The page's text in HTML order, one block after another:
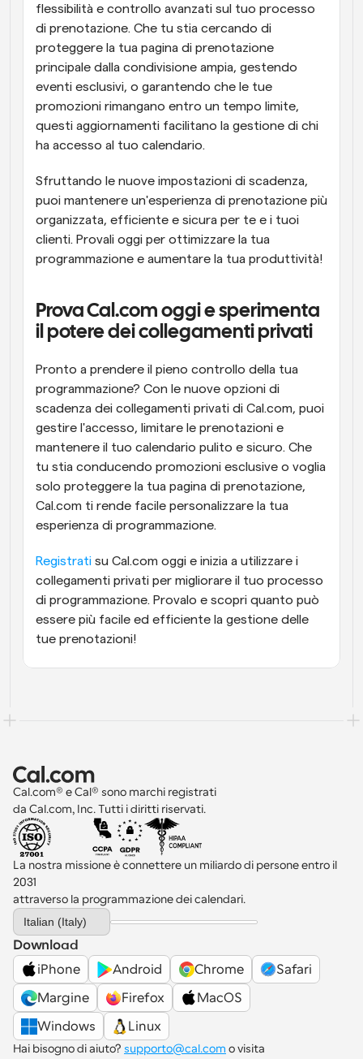
flessibilità e controllo avanzati sul tuo processo
di prenotazione. Che tu stia cercando di
proteggere la tua pagina di prenotazione
principale dalla condivisione ampia, gestendo
eventi esclusivi, o garantendo che le tue
promozioni rimangano entro un tempo limite,
questi aggiornamenti facilitano la gestione di chi
ha accesso al tuo calendario.
Sfruttando le nuove impostazioni di scadenza,
puoi mantenere un'esperienza di prenotazione più
organizzata, efficiente e sicura per te e i tuoi
clienti. Provali oggi per ottimizzare la tua
programmazione e aumentare la tua produttività!
Prova Cal.com oggi e sperimenta
il potere dei collegamenti privati
Pronto a prendere il pieno controllo della tua
programmazione? Con le nuove opzioni di
scadenza dei collegamenti privati di Cal.com, puoi
gestire l'accesso, limitare le prenotazioni e
mantenere il tuo calendario pulito e sicuro. Che
tu stia conducendo promozioni esclusive o voglia
solo proteggere la tua pagina di prenotazione,
Cal.com ti rende facile personalizzare la tua
esperienza di programmazione.
Registrati su Cal.com oggi e inizia a utilizzare i
collegamenti privati per migliorare il tuo processo
di programmazione. Provalo e scopri quanto può
essere più facile ed efficiente la gestione delle
tue prenotazioni!
Cal.com® e Cal® sono marchi registrati
da Cal.com, Inc. Tutti i diritti riservati.
La nostra missione è connettere un miliardo di persone entro il
2031
attraverso la programmazione dei calendari.
Select Language
Italian (Italy)
Download
iPhone
Android Chrome
Safari
Margine
Firefox
MacOS
Windows
Linux
Hai bisogno di aiuto? supporto@cal.com